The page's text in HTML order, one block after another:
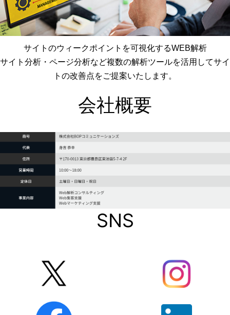
サイトのウィークポイントを可視化するWEB解析
サイト分析・ページ分析など複数の解析ツールを活用してサイ
トの改善点をご提案いたします。
会社概要
SNS